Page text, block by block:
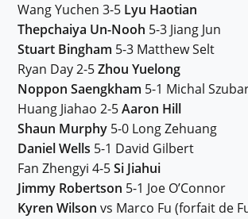
Wang Yuchen 3-5 Lyu Haotian
Thepchaiya Un-Nooh 5-3 Jiang Jun
Stuart Bingham 5-3 Matthew Selt
Ryan Day 2-5Zhou Yuelong
Noppon Saengkham 5-1 Michal
Huang Jiahao 2-5Aaron Hill
Shaun Murphy 5-0 Long Zehuang
Daniel Wells 5-1 David Gilbert
Fan Zhengyi 4-5Si Jiahui
Jimmy Robertson 5-1 Joe O’Connor
Kyren Wilson vs Marco Fu (forfait de